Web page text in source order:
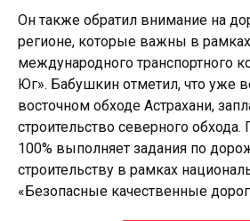
Он также обратил внимание на
регионе, которые важны в
международного транспортного
Юг». Бабушкин отметил, что уже
восточном обходе Астрахани,
строительство северного
100% выполняет задания по
строительству в рамках
«Безопасные качественные